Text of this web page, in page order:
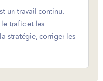
un travail continu.
trafic et les
stratégie, corriger les